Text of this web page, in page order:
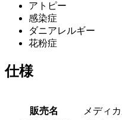
アトピー
感染症
ダニアレルギー
花粉症
仕様
販売名
メディ